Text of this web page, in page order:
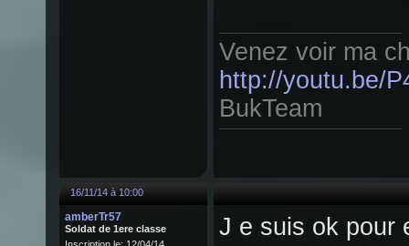
Venez voir ma
http://youtu.be/
BukTeam
16/11/14 à 10:00
amberTr57
Soldat de 1ere classe
J e suis ok pour